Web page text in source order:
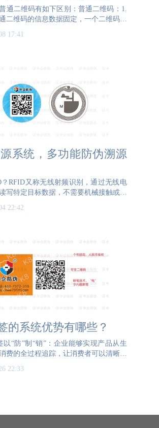
通二维码有如下区别：普通二维码：1.
二维码的信息数据固定，一个二维码只
面，一般是官网、公众号或是网上商城
：由于其具有单一性，此二维码扫出
17:41
系统，多功能防伪溯源
RFID又称无线射频识别，通过无线电
写特定目标数据，不需要机械接触或者
技术应用其实就是RFID标签，它已经存
22:42
的系统优势有哪些？
以“防”制“销”：企业能够实现产品从生
费的全过程追踪，让消费者可以清晰、
标签以“证”保“销”：在每个环节，企业
22:33